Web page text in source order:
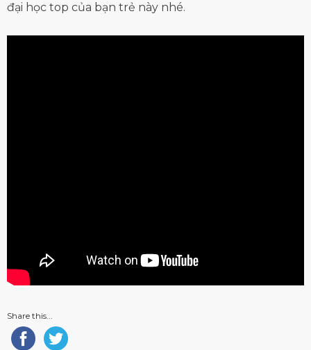
đại học top của bạn trẻ này nhé.
Share this...